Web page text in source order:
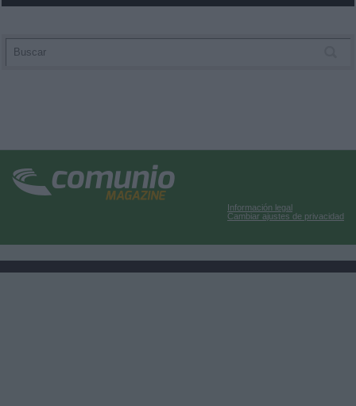
Información legal
Cambiar ajustes de privacidad